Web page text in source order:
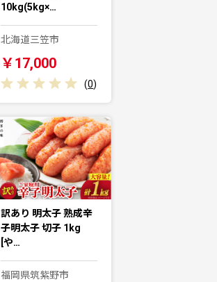
10kg(5kg×…
北海道三笠市
￥17,000
(0)
訳あり 明太子 熟成辛
子明太子 切子 1kg
[や…
福岡県筑紫野市